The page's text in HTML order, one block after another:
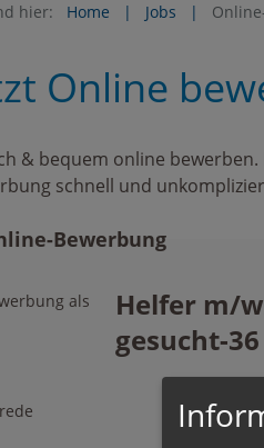
hier: Home Jobs
Online
& bequem online
schnell und
Bewerbung
als